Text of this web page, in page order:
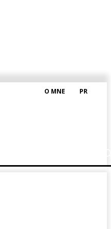
O MNE PR